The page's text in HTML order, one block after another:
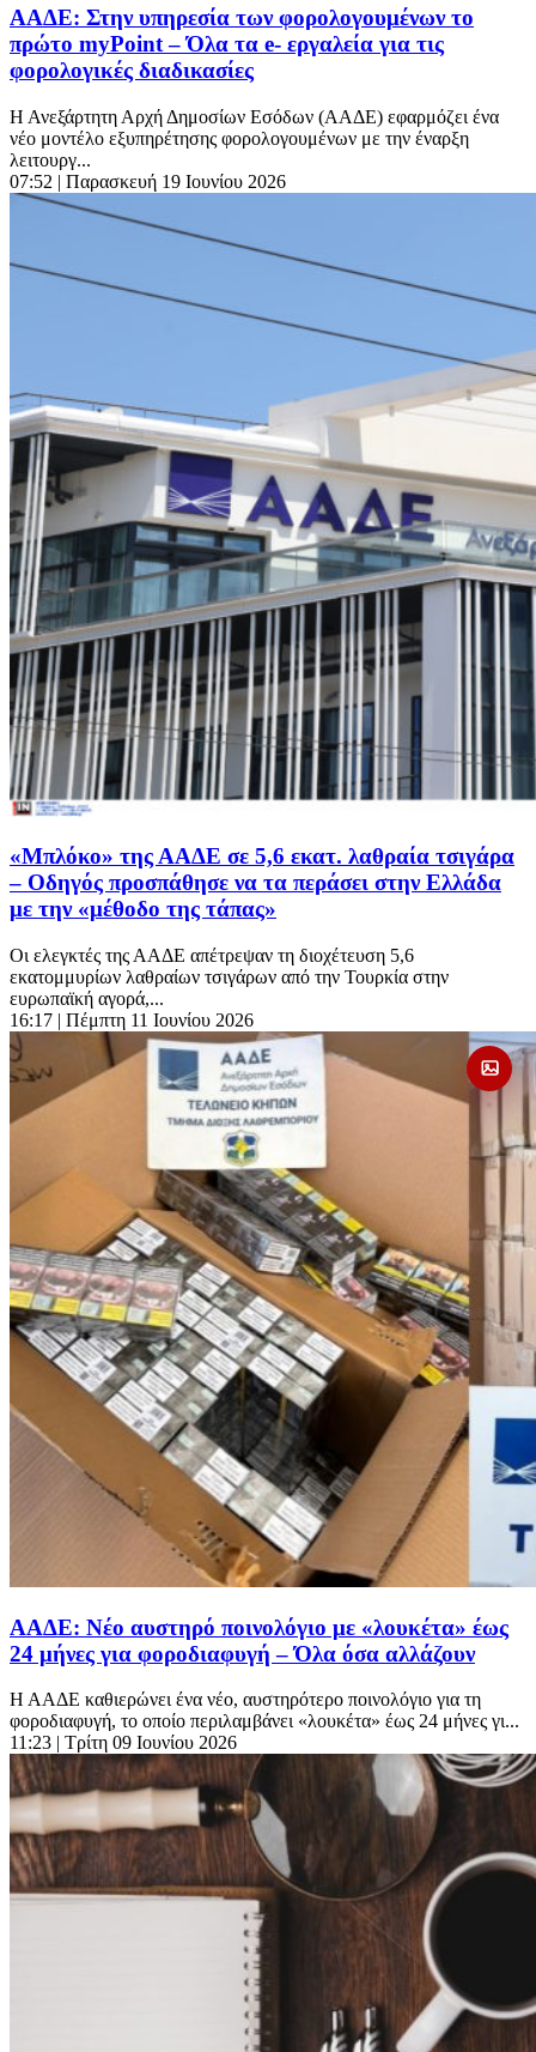
ΑΑΔΕ: Στην υπηρεσία των φορολογουμένων το
πρώτο myPoint – Όλα τα e- εργαλεία για τις
φορολογικές διαδικασίες
Η Ανεξάρτητη Αρχή Δημοσίων Εσόδων (ΑΑΔΕ) εφαρμόζει ένα
νέο μοντέλο εξυπηρέτησης φορολογουμένων με την έναρξη
λειτουργ...
07:52 | Παρασκευή 19 Ιουνίου 2026
«Μπλόκο» της ΑΑΔΕ σε 5,6 εκατ. λαθραία τσιγάρα
– Οδηγός προσπάθησε να τα περάσει στην Ελλάδα
με την «μέθοδο της τάπας»
Οι ελεγκτές της ΑΑΔΕ απέτρεψαν τη διοχέτευση 5,6
εκατομμυρίων λαθραίων τσιγάρων από την Τουρκία στην
ευρωπαϊκή αγορά,...
16:17 | Πέμπτη 11 Ιουνίου 2026
ΑΑΔΕ: Νέο αυστηρό ποινολόγιο με «λουκέτα» έως
24 μήνες για φοροδιαφυγή – Όλα όσα αλλάζουν
Η ΑΑΔΕ καθιερώνει ένα νέο, αυστηρότερο ποινολόγιο για τη
φοροδιαφυγή, το οποίο περιλαμβάνει «λουκέτα» έως 24 μήνες γι...
11:23 | Τρίτη 09 Ιουνίου 2026